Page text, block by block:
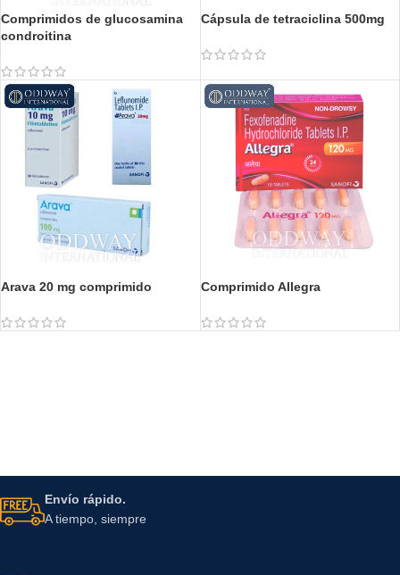
Comprimidos de glucosamina
condroitina
Cápsula de tetraciclina 500mg
Arava 20 mg comprimido Comprimido Allegra
Envío rápido.
A tiempo, siempre